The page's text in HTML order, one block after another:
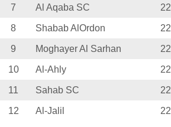
7 Al Aqaba SC 22
8 Shabab AlOrdon 22
9 Moghayer Al Sarhan 22
10 Al-Ahly 22
11 Sahab SC 22
12 Al-Jalil 22